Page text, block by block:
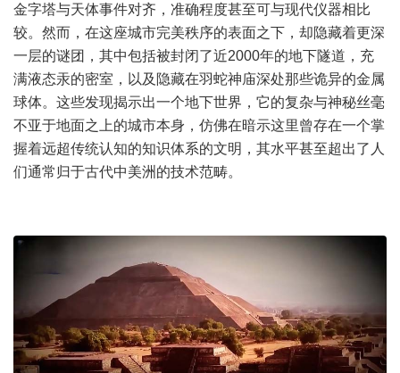
金字塔与天体事件对齐，准确程度甚至可与现代仪器相比
较。然而，在这座城市完美秩序的表面之下，却隐藏着更深
一层的谜团，其中包括被封闭了近2000年的地下隧道，充
满液态汞的密室，以及隐藏在羽蛇神庙深处那些诡异的金属
球体。这些发现揭示出一个地下世界，它的复杂与神秘丝毫
不亚于地面之上的城市本身，仿佛在暗示这里曾存在一个掌
握着远超传统认知的知识体系的文明，其水平甚至超出了人
们通常归于古代中美洲的技术范畴。